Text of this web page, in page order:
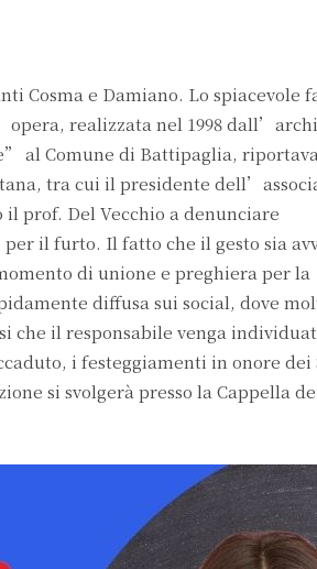
Cosma e Damiano. Lo spiacevole
realizzata nel 1998
al Comune di Battipaglia,
tra cui il presidente
prof. Del Vecchio a denunciare
il furto. Il fatto che il gesto sia
di unione e preghiera per la
diffusa sui social, dove
che il responsabile venga
i festeggiamenti in onore dei
si svolgerà presso la Cappella